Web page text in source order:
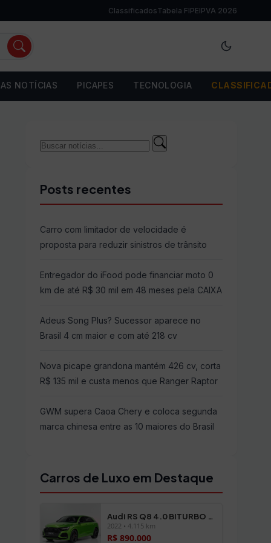
ClassificadosTabela FIPEIPVA 2026
NOTÍCIAS PICAPES TECNOLOGIA
Buscar
Buscar
Posts recentes
Carro com limitador de velocidade é
proposta para reduzir sinistros de trânsito
Entregador do iFood pode financiar moto 0
km de até R$ 30 mil em 48 meses pela CAIXA
Adeus Song Plus? Sucessor aparece no
Brasil 4 cm maior e com até 218 cv
Nova picape grandona mantém 426 cv, corta
R$ 135 mil e custa menos que Ranger Raptor
GWM supera Caoa Chery e coloca segunda
marca chinesa entre as 10 maiores do Brasil
Carros de Luxo em Destaque
Audi RS Q8 4.0 BITURBO FSI
2022 • 4.115 km
R$ 890.000